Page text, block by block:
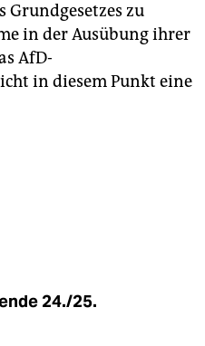
Grundgesetzes zu
in der Ausübung ihrer
AfD-
in diesem Punkt eine
24./25.